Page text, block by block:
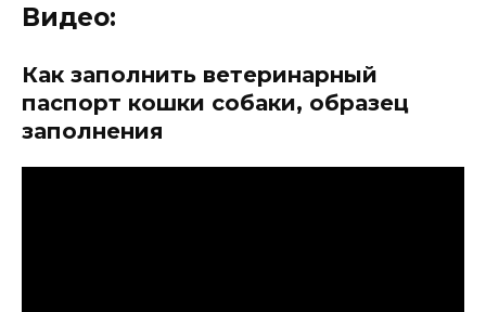
Видео:
Как заполнить ветеринарный
паспорт кошки собаки, образец
заполнения